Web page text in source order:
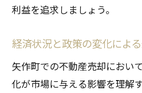
利益を追求しましょう。
経済状況と政策の変化によ
矢作町での不動産売却におい
化が市場に与える影響を理解